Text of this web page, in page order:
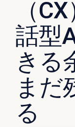
（
話型
きる
まだ
る